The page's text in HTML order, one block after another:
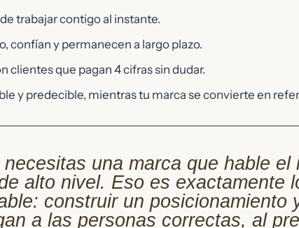
trabajar contigo al instante.
confían y permanecen a largo plazo.
clientes que pagan 4 cifras sin dudar.
y predecible, mientras tu marca se convierte en
una marca que hable el
alto nivel. Eso es exactamente
construir un posicionamiento
a las personas correctas, al